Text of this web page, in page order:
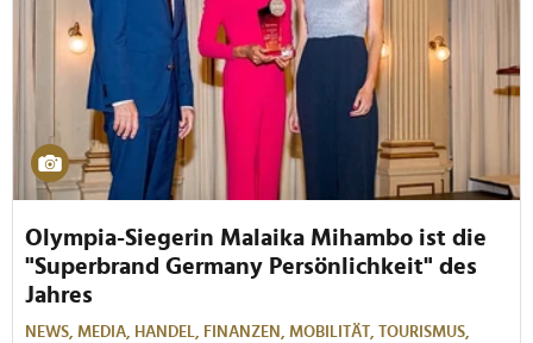
Olympia-Siegerin Malaika Mihambo ist die
"Superbrand Germany Persönlichkeit" des
Jahres
NEWS, MEDIA, HANDEL, FINANZEN, MOBILITÄT,
TOURISMUS,